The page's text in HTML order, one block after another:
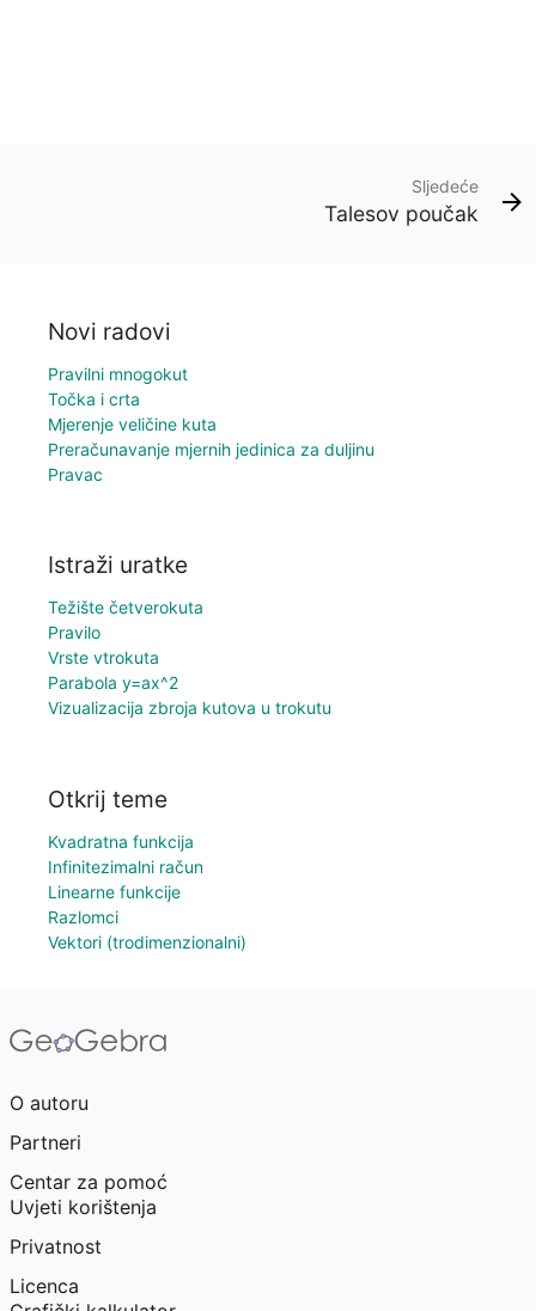
Sljedeće
Talesov poučak
Novi radovi
Pravilni mnogokut
Točka i crta
Mjerenje veličine kuta
Preračunavanje mjernih jedinica za duljinu
Pravac
Istraži uratke
Težište četverokuta
Pravilo
Vrste vtrokuta
Parabola y=ax^2
Vizualizacija zbroja kutova u trokutu
Otkrij teme
Kvadratna funkcija
Infinitezimalni račun
Linearne funkcije
Razlomci
Vektori (trodimenzionalni)
O autoru
Partneri
Centar za pomoć
Uvjeti korištenja
Privatnost
Licenca